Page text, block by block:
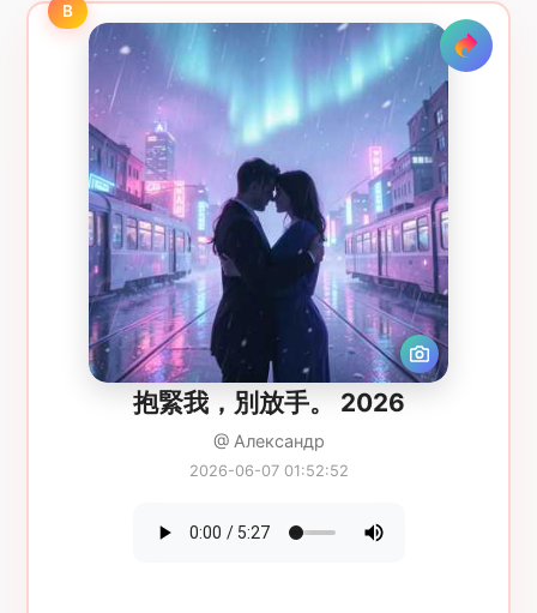
B
抱緊我，別放手。 2026
@ Александр
2026-06-07 01:52:52